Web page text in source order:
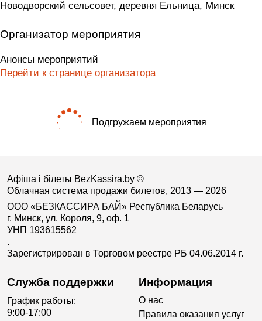
Новодворский сельсовет, деревня Ельница, Минск
Организатор мероприятия
Анонсы мероприятий
Перейти к странице организатора
Подгружаем мероприятия
Афіша і білеты BezKassira.by ©
Облачная система продажи билетов, 2013 — 2026
ООО «БЕЗКАССИРА БАЙ» Республика Беларусь
г. Минск, ул. Короля, 9, оф. 1
УНП 193615562
.
Зарегистрирован в Торговом реестре РБ 04.06.2014 г.
Служба поддержки
График работы:
9:00-17:00
Информация
О нас
Правила оказания услуг